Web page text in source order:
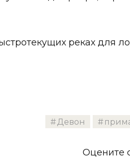
реках для
Девон
Оцените